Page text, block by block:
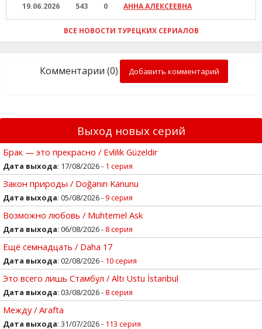
19.06.2026 543 0 АННА АЛЕКСЕЕВНА
ВСЕ НОВОСТИ ТУРЕЦКИХ СЕРИАЛОВ
Комментарии (0) Добавить комментарий
Выход новых серий
Брак — это прекрасно / Evlilik Güzeldir
Дата выхода: 17/08/2026 - 1 серия
Закон природы / Doğanın Kanunu
Дата выхода: 05/08/2026 -9 серия
Возможно любовь / Muhtemel Ask
Дата выхода: 06/08/2026 - 8 серия
Ещё семнадцать / Daha 17
Дата выхода: 02/08/2026 - 10 серия
Это всего лишь Стамбул / Altı Ustu İstanbul
Дата выхода: 03/08/2026 - 8 серия
Между / Arafta
Дата выхода: 31/07/2026 - 113 серия